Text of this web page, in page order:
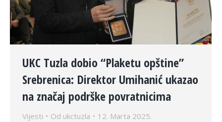
UKC Tuzla dobio “Plaketu opštine”
Srebrenica: Direktor Umihanić ukazao
na značaj podrške povratnicima
Vijesti Od ukctuzla 12. Marta 2025.